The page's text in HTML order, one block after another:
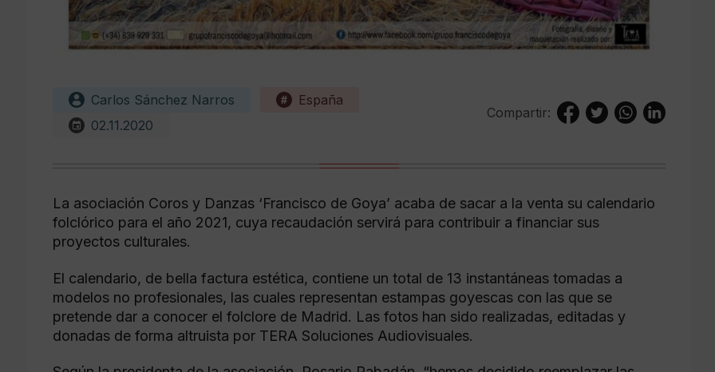
Carlos Sánchez Narros
España
02.11.2020
Compartir:
La asociación Coros y Danzas ‘Francisco de Goya’ acaba de sacar a la venta su calendario
folclórico para el año 2021, cuya recaudación servirá para contribuir a financiar sus
proyectos culturales.
El calendario, de bella factura estética, contiene un total de 13 instantáneas tomadas a
modelos no profesionales, las cuales representan estampas goyescas con las que se
pretende dar a conocer el folclore de Madrid. Las fotos han sido realizadas, editadas y
donadas de forma altruista por TERA Soluciones Audiovisuales.